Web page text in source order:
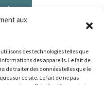
aux
des technologies telles que
des appareils. Le fait de
de traiter des données telles que le
sur ce site. Le fait de ne pas